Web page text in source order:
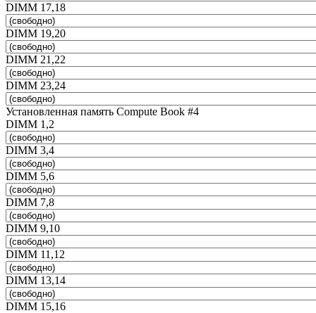
DIMM 17,18
DIMM 19,20
DIMM 21,22
DIMM 23,24
Установленная память Compute Book #4
DIMM 1,2
DIMM 3,4
DIMM 5,6
DIMM 7,8
DIMM 9,10
DIMM 11,12
DIMM 13,14
DIMM 15,16